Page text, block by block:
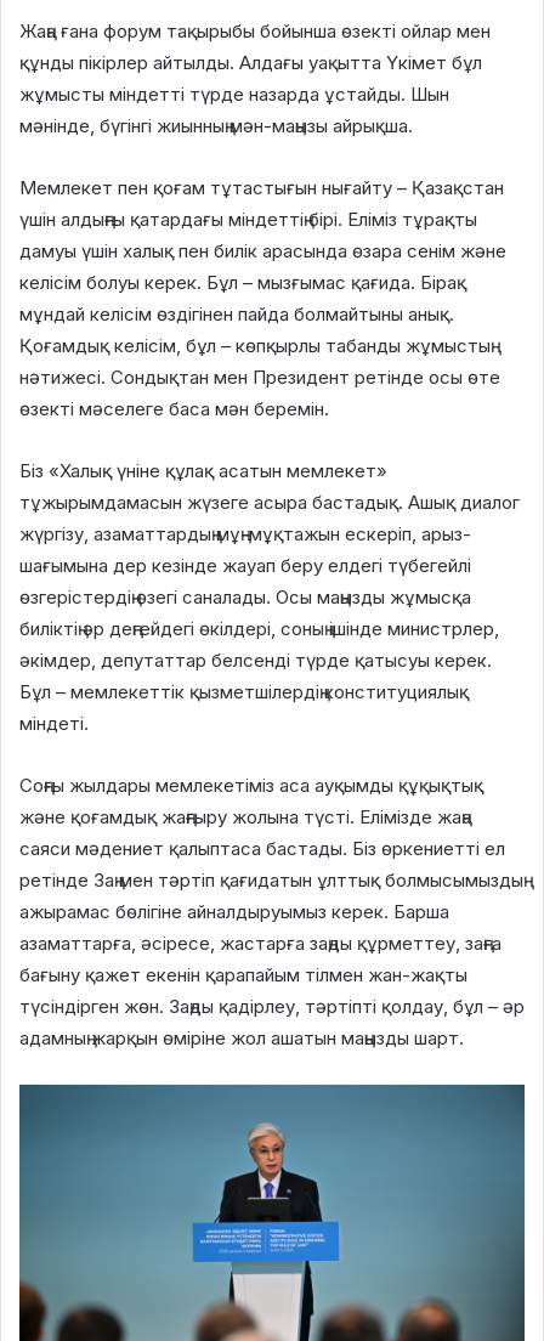
Жаңа ғана форум тақырыбы бойынша өзекті ойлар мен
құнды пікірлер айтылды. Алдағы уақытта Үкімет бұл
жұмысты міндетті түрде назарда ұстайды. Шын
мәнінде, бүгінгі жиынның мән-маңызы айрықша.
Мемлекет пен қоғам тұтастығын нығайту – Қазақстан
үшін алдыңғы қатардағы міндеттің бірі. Еліміз тұрақты
дамуы үшін халық пен билік арасында өзара сенім және
келісім болуы керек. Бұл – мызғымас қағида. Бірақ
мұндай келісім өздігінен пайда болмайтыны анық.
Қоғамдық келісім, бұл – көпқырлы табанды жұмыстың
нәтижесі. Сондықтан мен Президент ретінде осы өте
өзекті мәселеге баса мән беремін.
Біз «Халық үніне құлақ асатын мемлекет»
тұжырымдамасын жүзеге асыра бастадық. Ашық диалог
жүргізу, азаматтардың мұң-мұқтажын ескеріп, арыз-
шағымына дер кезінде жауап беру елдегі түбегейлі
өзгерістердің өзегі саналады. Осы маңызды жұмысқа
биліктің әр деңгейдегі өкілдері, соның ішінде министрлер,
әкімдер, депутаттар белсенді түрде қатысуы керек.
Бұл – мемлекеттік қызметшілердің конституциялық
міндеті.
Соңғы жылдары мемлекетіміз аса ауқымды құқықтық
және қоғамдық жаңғыру жолына түсті. Елімізде жаңа
саяси мәдениет қалыптаса бастады. Біз өркениетті ел
ретінде Заң мен тәртіп қағидатын ұлттық болмысымыздың
ажырамас бөлігіне айналдыруымыз керек. Барша
азаматтарға, әсіресе, жастарға заңды құрметтеу, заңға
бағыну қажет екенін қарапайым тілмен жан-жақты
түсіндірген жөн. Заңды қадірлеу, тәртіпті қолдау, бұл – әр
адамның жарқын өміріне жол ашатын маңызды шарт.